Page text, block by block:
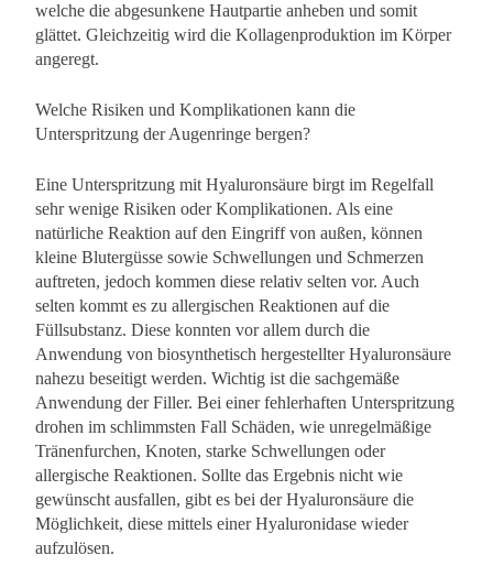
welche die abgesunkene Hautpartie anheben und somit
glättet. Gleichzeitig wird die Kollagenproduktion im Körper
angeregt.
Welche Risiken und Komplikationen kann die
Unterspritzung der Augenringe bergen?
Eine Unterspritzung mit Hyaluronsäure birgt im Regelfall
sehr wenige Risiken oder Komplikationen. Als eine
natürliche Reaktion auf den Eingriff von außen, können
kleine Blutergüsse sowie Schwellungen und Schmerzen
auftreten, jedoch kommen diese relativ selten vor. Auch
selten kommt es zu allergischen Reaktionen auf die
Füllsubstanz. Diese konnten vor allem durch die
Anwendung von biosynthetisch hergestellter Hyaluronsäure
nahezu beseitigt werden. Wichtig ist die sachgemäße
Anwendung der Filler. Bei einer fehlerhaften Unterspritzung
drohen im schlimmsten Fall Schäden, wie unregelmäßige
Tränenfurchen, Knoten, starke Schwellungen oder
allergische Reaktionen. Sollte das Ergebnis nicht wie
gewünscht ausfallen, gibt es bei der Hyaluronsäure die
Möglichkeit, diese mittels einer Hyaluronidase wieder
aufzulösen.